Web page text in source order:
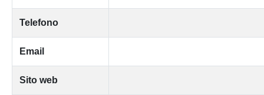
Telefono
Email
Sito web